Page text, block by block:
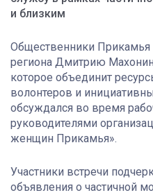
и близким
Общественники Прикамья
региона Дмитрию
которое объединит
волонтеров и
обсуждался во время
руководителями
женщин Прикамья».
Участники встречи
объявления о частичной